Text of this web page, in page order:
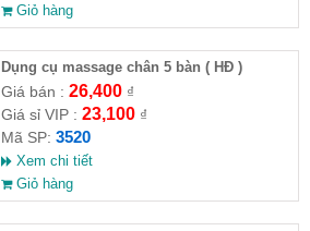
Giỏ hàng
Dụng cụ massage chân 5 bàn ( HĐ )
Giá bán : 26,400₫
Giá sỉ VIP : 23,100₫
Mã SP: 3520
Xem chi tiết
Giỏ hàng